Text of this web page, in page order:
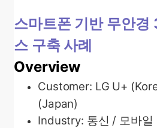
스마트폰 기반 무안경
스 구축 사례
Overview
Customer: LG U+
(Japan)
Industry: 통신 / 모바일